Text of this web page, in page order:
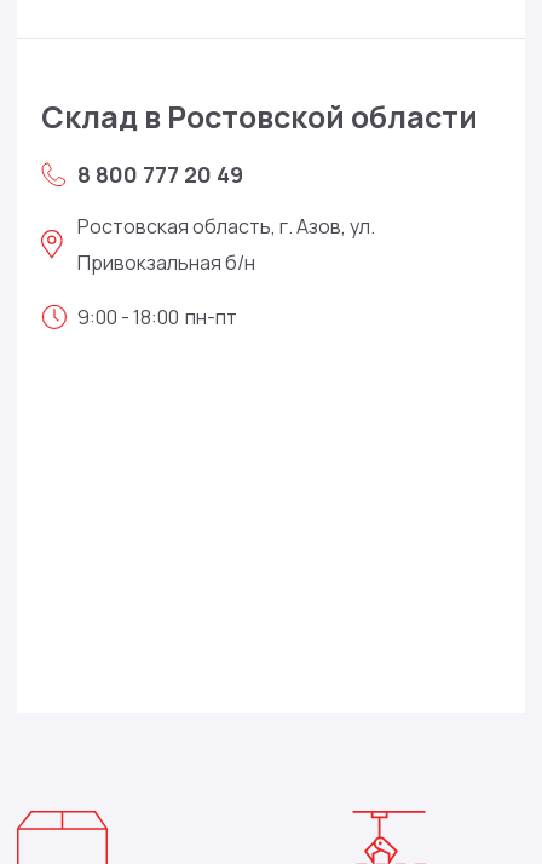
Склад в Ростовской области
8 800 777 20 49
Ростовская область, г. Азов, ул.
Привокзальная б/н
9:00 - 18:00